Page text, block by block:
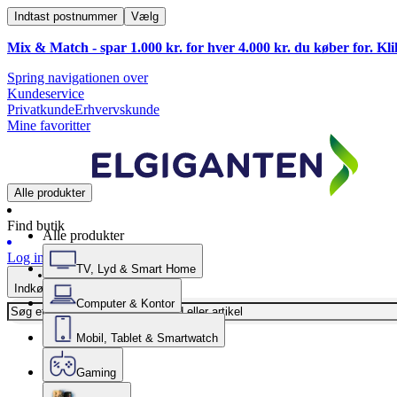
Indtast postnummer Vælg
Mix & Match - spar 1.000 kr. for hver 4.000 kr. du køber for.
Spring navigationen over
Kundeservice
PrivatkundeErhvervskunde
Mine favoritter
Alle produkter
Find butik
Log ind
Indkøbskurv
Alle produkter
TV, Lyd & Smart Home
Computer & Kontor
Mobil, Tablet & Smartwatch
Gaming